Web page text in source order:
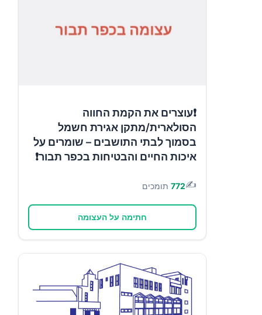
❗עוצרים את הקמת החווה
הסולארית/מתקן אגירת חשמל
בסמוך לבתי התושבים – שומרים על
איכות החיים והבטיחות בכפר תבור❗
✍️
772 תומכים
חתימה על העצומה